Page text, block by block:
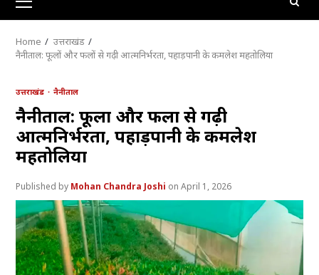
Primary
Menu
Home
उत्तराखंड
नैनीताल: फूलों और फलों से गढ़ी आत्मनिर्भरता, पहाड़पानी के कमलेश महतोलिया
उत्तराखंड नैनीताल
नैनीताल: फूलों और फलों से गढ़ी
आत्मनिर्भरता, पहाड़पानी के कमलेश
महतोलिया
Mohan Chandra Joshi April 1, 2026